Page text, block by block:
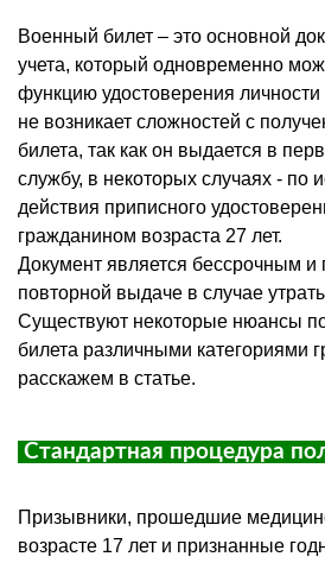
Военный билет – это основной
учета, который одновременно
функцию удостоверения
не возникает сложностей с
билета, так как он выдается в
службу, в некоторых случаях - по
действия приписного
гражданином возраста 27 лет.
Документ является бессрочным и
повторной выдаче в случае
Существуют некоторые нюансы
билета различными категориями
расскажем в статье.
Стандартная процедура
Призывники, прошедшие
возрасте 17 лет и признанные